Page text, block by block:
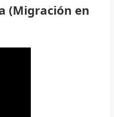
(Migración en